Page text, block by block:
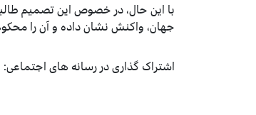
با این حال، در خصوص این تصمیم
جهان، واکنش نشان داده و آن را
اشتراک گذاری در رسانه های اجتماعی: